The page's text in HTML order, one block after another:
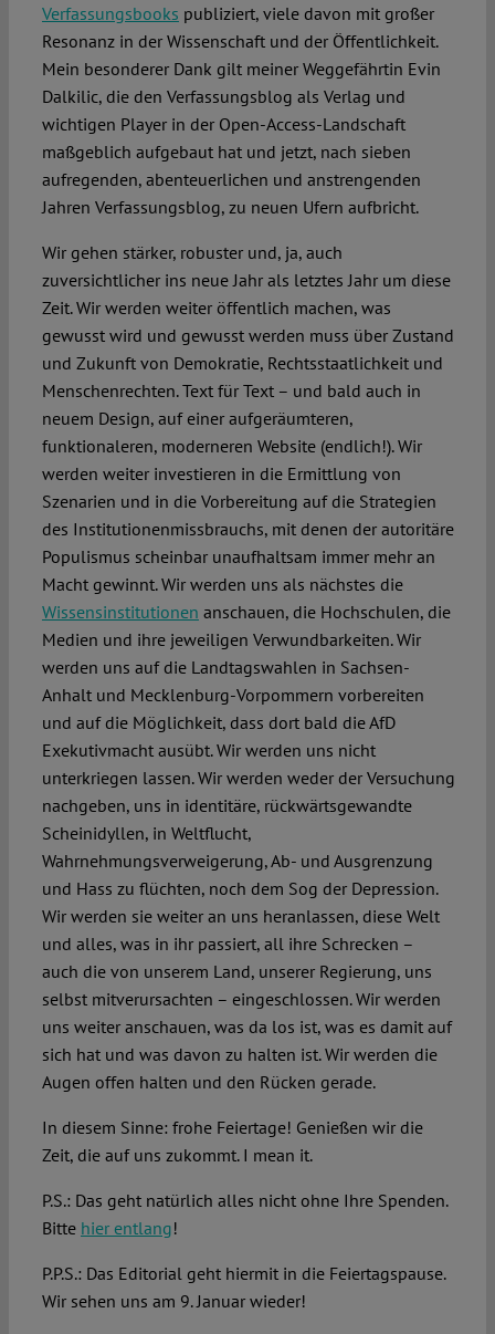
Verfassungsbooks publiziert, viele davon mit großer
Resonanz in der Wissenschaft und der Öffentlichkeit.
Mein besonderer Dank gilt meiner Weggefährtin Evin
Dalkilic, die den Verfassungsblog als Verlag und
wichtigen Player in der Open-Access-Landschaft
maßgeblich aufgebaut hat und jetzt, nach sieben
aufregenden, abenteuerlichen und anstrengenden
Jahren Verfassungsblog, zu neuen Ufern aufbricht.
Wir gehen stärker, robuster und, ja, auch
zuversichtlicher ins neue Jahr als letztes Jahr um diese
Zeit. Wir werden weiter öffentlich machen, was
gewusst wird und gewusst werden muss über Zustand
und Zukunft von Demokratie, Rechtsstaatlichkeit und
Menschenrechten. Text für Text – und bald auch in
neuem Design, auf einer aufgeräumteren,
funktionaleren, moderneren Website (endlich!). Wir
werden weiter investieren in die Ermittlung von
Szenarien und in die Vorbereitung auf die Strategien
des Institutionenmissbrauchs, mit denen der autoritäre
Populismus scheinbar unaufhaltsam immer mehr an
Macht gewinnt. Wir werden uns als nächstes die
Wissensinstitutionen anschauen, die Hochschulen, die
Medien und ihre jeweiligen Verwundbarkeiten. Wir
werden uns auf die Landtagswahlen in Sachsen-
Anhalt und Mecklenburg-Vorpommern vorbereiten
und auf die Möglichkeit, dass dort bald die AfD
Exekutivmacht ausübt. Wir werden uns nicht
unterkriegen lassen. Wir werden weder der Versuchung
nachgeben, uns in identitäre, rückwärtsgewandte
Scheinidyllen, in Weltflucht,
Wahrnehmungsverweigerung, Ab- und Ausgrenzung
und Hass zu flüchten, noch dem Sog der Depression.
Wir werden sie weiter an uns heranlassen, diese Welt
und alles, was in ihr passiert, all ihre Schrecken –
auch die von unserem Land, unserer Regierung, uns
selbst mitverursachten – eingeschlossen. Wir werden
uns weiter anschauen, was da los ist, was es damit auf
sich hat und was davon zu halten ist. Wir werden die
Augen offen halten und den Rücken gerade.
In diesem Sinne: frohe Feiertage! Genießen wir die
Zeit, die auf uns zukommt. I mean it.
P.S.: Das geht natürlich alles nicht ohne Ihre Spenden.
Bitte hier entlang!
P.P.S.: Das Editorial geht hiermit in die Feiertagspause.
Wir sehen uns am 9. Januar wieder!